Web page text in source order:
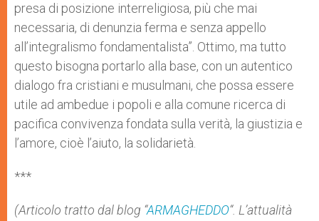
presa di posizione interreligiosa, più che mai
necessaria, di denunzia ferma e senza appello
all’integralismo fondamentalista”. Ottimo, ma tutto
questo bisogna portarlo alla base, con un autentico
dialogo fra cristiani e musulmani, che possa essere
utile ad ambedue i popoli e alla comune ricerca di
pacifica convivenza fondata sulla verità, la giustizia e
l’amore, cioè l’aiuto, la solidarietà.
***
(Articolo tratto dal blog “ARMAGHEDDO“. L’attualità